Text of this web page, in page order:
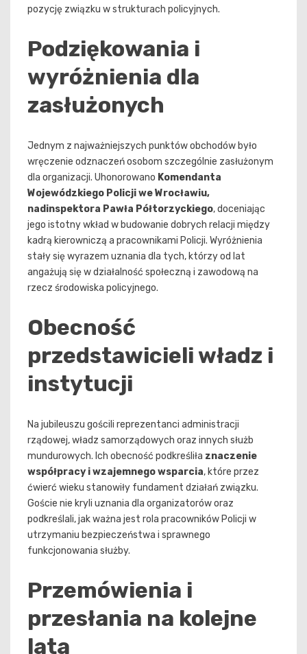
pozycję związku w strukturach policyjnych.
Podziękowania i
wyróżnienia dla
zasłużonych
Jednym z najważniejszych punktów obchodów było
wręczenie odznaczeń osobom szczególnie zasłużonym
dla organizacji. Uhonorowano Komendanta
Wojewódzkiego Policji we Wrocławiu,
nadinspektora Pawła Półtorzyckiego, doceniając
jego istotny wkład w budowanie dobrych relacji między
kadrą kierowniczą a pracownikami Policji. Wyróżnienia
stały się wyrazem uznania dla tych, którzy od lat
angażują się w działalność społeczną i zawodową na
rzecz środowiska policyjnego.
Obecność
przedstawicieli władz i
instytucji
Na jubileuszu gościli reprezentanci administracji
rządowej, władz samorządowych oraz innych służb
mundurowych. Ich obecność podkreśliła znaczenie
współpracy i wzajemnego wsparcia, które przez
ćwierć wieku stanowiły fundament działań związku.
Goście nie kryli uznania dla organizatorów oraz
podkreślali, jak ważna jest rola pracowników Policji w
utrzymaniu bezpieczeństwa i sprawnego
funkcjonowania służby.
Przemówienia i
przesłania na kolejne
lata